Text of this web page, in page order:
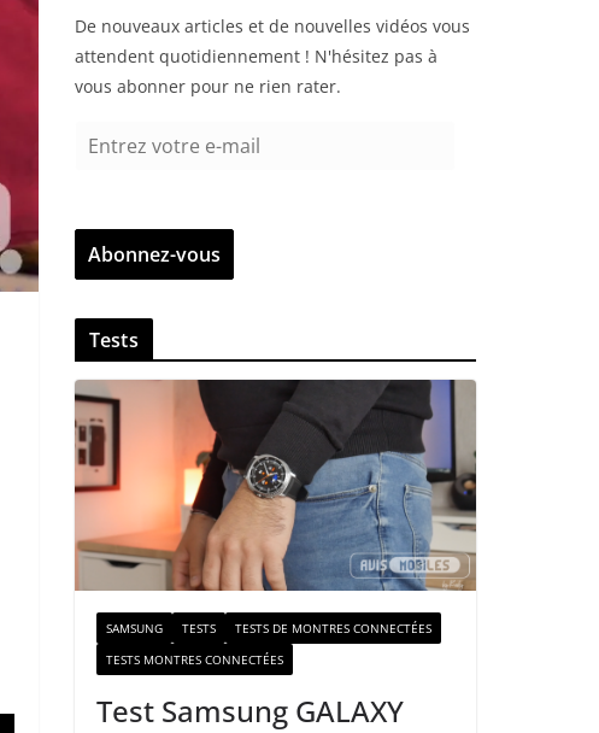
De nouveaux articles et de nouvelles vidéos vous
attendent quotidiennement ! N'hésitez pas à
vous abonner pour ne rien rater.
r
z
v
t
r
e
e
-
a
i
Abonnez-vous
Tests
SAMSUNG TESTS
TESTS DE MONTRES CONNECTÉES
TESTS MONTRES CONNECTÉES
Test Samsung GALAXY